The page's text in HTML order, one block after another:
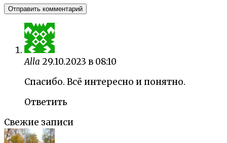
Alla 29.10.2023 в 08:10
Спасибо. Всё интересно и понятно.
Ответить
Свежие записи